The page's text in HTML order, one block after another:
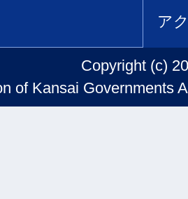
ア
Copyright (c)
of Kansai Governments